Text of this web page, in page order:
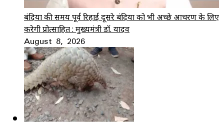
बंदियों की समय पूर्व रिहाई दूसरे बंदियों को भी अच्छे आचरण के लिए
करेगी प्रोत्साहित : मुख्यमंत्री डॉ. यादव
August 8, 2026